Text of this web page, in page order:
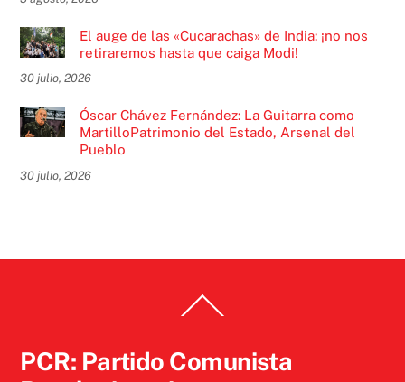
El auge de las «Cucarachas» de India: ¡no nos
retiraremos hasta que caiga Modi!
30 julio, 2026
Óscar Chávez Fernández: La Guitarra como
MartilloPatrimonio del Estado, Arsenal del
Pueblo
30 julio, 2026
To
PCR: Partido Comunista